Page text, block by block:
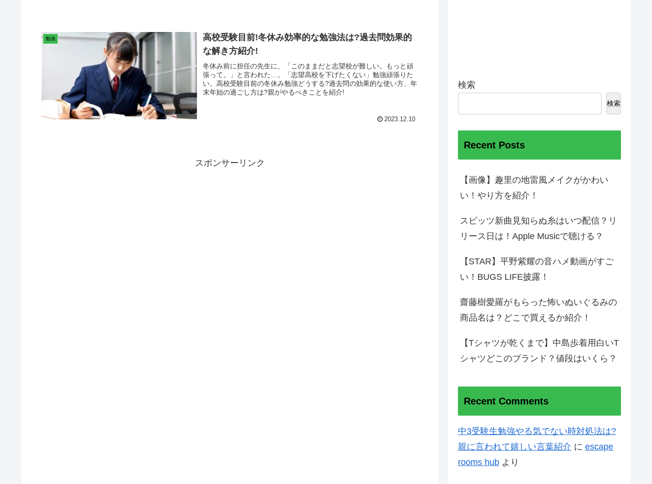
勉強
高校受験目前!冬休み効率的な勉強法は?過去問効果的
な解き方紹介!
冬休み前に担任の先生に、「このままだと志望校が難しい。もっと頑
張って。」と言われた…。「志望高校を下げたくない」勉強頑張りた
い。高校受験目前の冬休み勉強どうする?過去問の効果的な使い方、年
末年始の過ごし方は?親がやるべきことを紹介!
2023.12.10
スポンサーリンク
検索
検索
Recent Posts
【画像】趣里の地雷風メイクがかわい
い！やり方を紹介！
スピッツ新曲見知らぬ糸はいつ配信？リ
リース日は！Apple Musicで聴ける？
【STAR】平野紫耀の音ハメ動画がすご
い！BUGS LIFE披露！
齋藤樹愛羅がもらった怖いぬいぐるみの
商品名は？どこで買えるか紹介！
【Tシャツが乾くまで】中島歩着用白いT
シャツどこのブランド？値段はいくら？
Recent Comments
中3受験生勉強やる気でない時対処法は?
親に言われて嬉しい言葉紹介 に escape
rooms hub より